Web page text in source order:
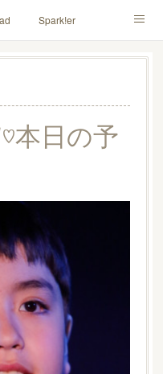
Spark!er
「depenDANCE」
ト！
本日の予